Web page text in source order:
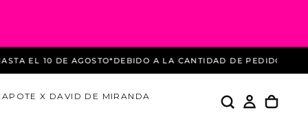
10 DE AGOSTO*DEBIDO A LA CANTIDAD DE PEDIDOS
X DAVID DE MIRANDA